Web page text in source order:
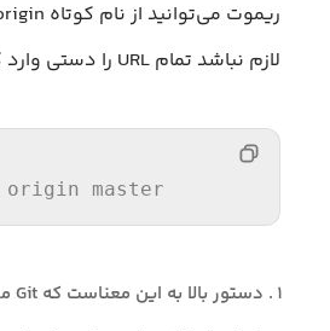
لازم نباشد تمام URL را دستی وارد کنید.
master